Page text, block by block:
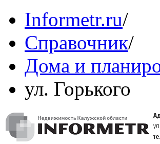
Informetr.ru/
Справочник/
Дома и
ул. Горького